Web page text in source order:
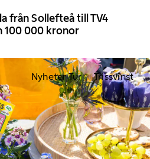
från Sollefteå till TV4
100 000 kronor
Nyheter Tur Trissvinst